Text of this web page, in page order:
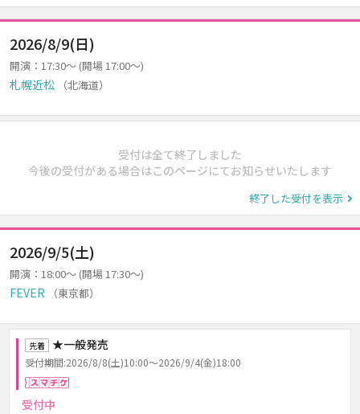
2026/8/9(日)
開演：17:30～ (開場 17:00～)
札幌近松 （北海道）
受付は全て終了しました
今後の受付がある場合はこのページにてお知らせいたします
終了した受付を表示
2026/9/5(土)
開演：18:00～ (開場 17:30～)
FEVER （東京都）
先着 ★一般発売
受付期間:2026/8/8(土)10:00～2026/9/4(金)18:00
受付中